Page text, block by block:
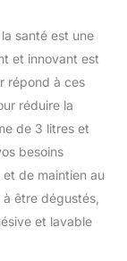
santé est une
et innovant est
répond à ces
réduire la
de 3 litres et
besoins
de maintien au
être dégustés,
et lavable